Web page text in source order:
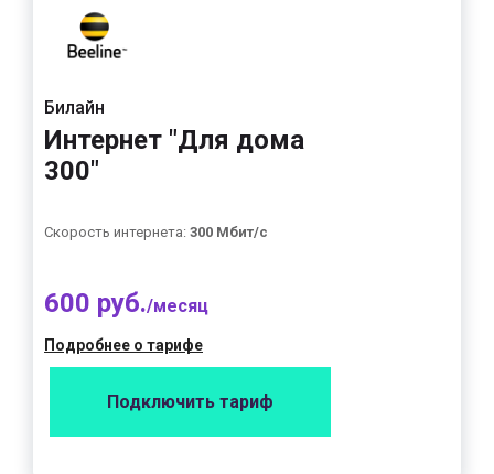
Билайн
Интернет "Для дома
300"
Скорость интернета: 300 Мбит/с
600 руб./месяц
Подробнее о тарифе
Подключить тариф